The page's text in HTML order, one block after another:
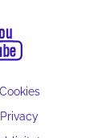
Cookies
Privacy